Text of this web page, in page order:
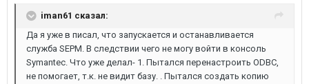
iman61 сказал:
Да я уже в писал, что запускается и останавливается
служба SEPM. В следствии чего не могу войти в консоль
Symantec. Что уже делал- 1. Пытался перенастроить ODBC,
не помогает, т.к. не видит базу. . Пытался создать копию